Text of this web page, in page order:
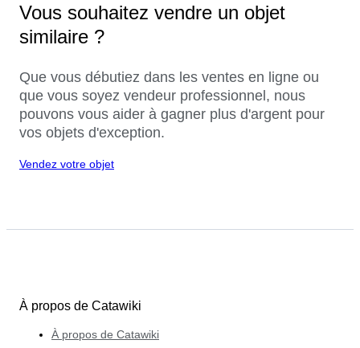
Vous souhaitez vendre un objet
similaire ?
Que vous débutiez dans les ventes en ligne ou
que vous soyez vendeur professionnel, nous
pouvons vous aider à gagner plus d'argent pour
vos objets d'exception.
Vendez votre objet
À propos de Catawiki
À propos de Catawiki